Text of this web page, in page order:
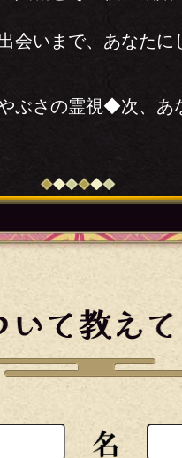
会いまで、あなたに
ぶさの霊視◆次、あ